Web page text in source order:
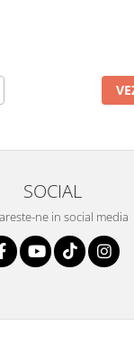
SOCIAL
ne in social media